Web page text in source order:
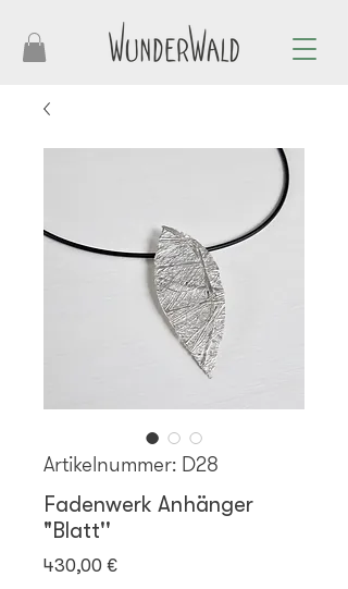
Artikelnummer: D28
Fadenwerk Anhänger
"Blatt''
430,00 €Preis